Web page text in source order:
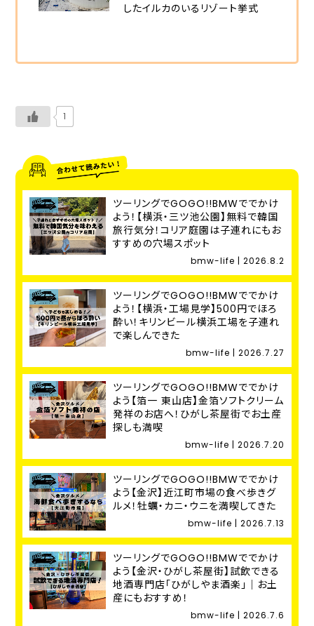
したイルカのいるリゾート挙式
1
ツーリングでGOGO!!BMWででかけ
よう！【横浜・三ツ池公園】無料で韓国
旅行気分！コリア庭園は子連れにもお
すすめの穴場スポット
bmw-life | 2026.8.2
ツーリングでGOGO!!BMWででかけ
よう！【横浜・工場見学】500円でほろ
酔い！キリンビール横浜工場を子連れ
で楽しんできた
bmw-life | 2026.7.27
ツーリングでGOGO!!BMWででかけ
よう【箔一 東山店】金箔ソフトクリーム
発祥のお店へ！ひがし茶屋街でお土産
探しも満喫
bmw-life | 2026.7.20
ツーリングでGOGO!!BMWででかけ
よう【金沢】近江町市場の食べ歩きグ
ルメ！牡蠣・カニ・ウニを満喫してきた
bmw-life | 2026.7.13
ツーリングでGOGO!!BMWででかけ
よう【金沢・ひがし茶屋街】試飲できる
地酒専門店「ひがしやま酒楽」｜お土
産にもおすすめ！
bmw-life | 2026.7.6